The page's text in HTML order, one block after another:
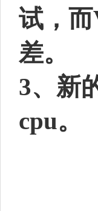
试，
差。
3、新
cpu。